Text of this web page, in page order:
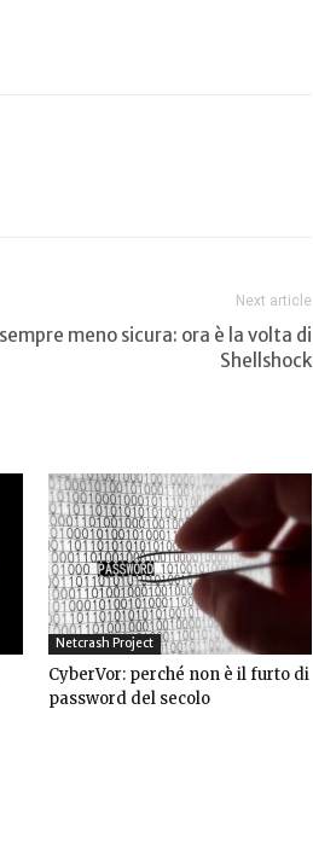
Next article
meno sicura: ora è la volta di
Shellshock
Netcrash Project
CyberVor: perché non è il furto di
password del secolo